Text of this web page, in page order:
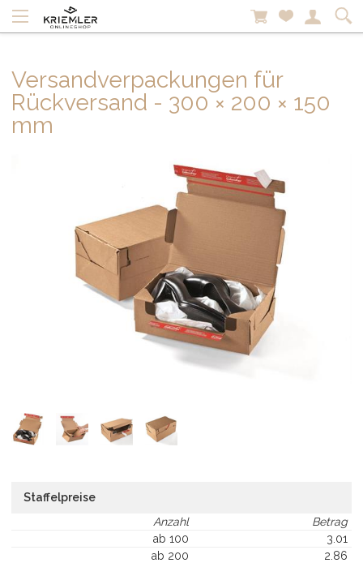
Versandverpackungen für
Rückversand - 300 × 200 × 150
mm
Staffelpreise
Anzahl
Betrag
ab 100
3.01
ab 200
2.86